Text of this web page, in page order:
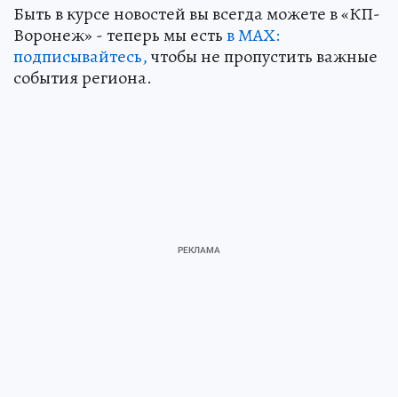
Быть в курсе новостей вы всегда можете в «КП-
Воронеж» - теперь мы естьв МАХ:
подписывайтесь,чтобы не пропустить важные
события региона.